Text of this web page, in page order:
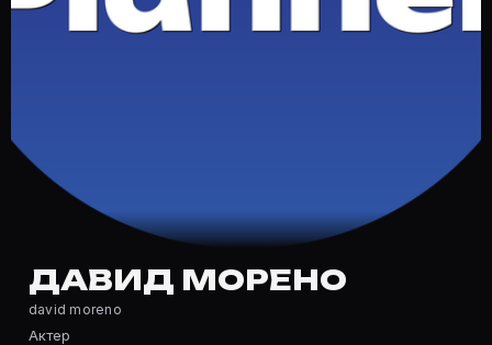
Частые вопросы о Давид Морено
Полный список — на Movie Planner: https://movie-
Кто такой(ая) Давид Морено?
Давид Морено — Актер. Биография и роли на
Где открыть фильмографию Давид Морено?
На Movie Planner: https://movie-planner.ru/s/
ДАВИД МОРЕНО
david moreno
Актер